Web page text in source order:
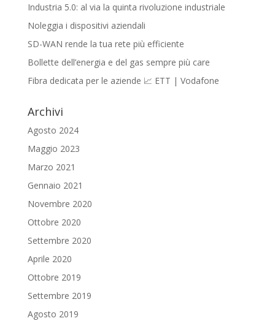
Industria 5.0: al via la quinta rivoluzione industriale
Noleggia i dispositivi aziendali
SD-WAN rende la tua rete più efficiente
Bollette dell’energia e del gas sempre più care
Fibra dedicata per le aziende 📈 ETT | Vodafone
Archivi
Agosto 2024
Maggio 2023
Marzo 2021
Gennaio 2021
Novembre 2020
Ottobre 2020
Settembre 2020
Aprile 2020
Ottobre 2019
Settembre 2019
Agosto 2019